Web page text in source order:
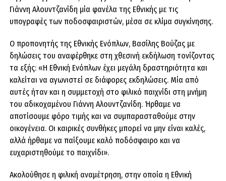
Γιάννη Αλουντζανίδη μία φανέλα της Εθνικής με τις
υπογραφές των ποδοσφαιριστών, μέσα σε κλίμα συγκίνησης.
Ο προπονητής της Εθνικής Ενόπλων, Βασίλης Βούζας με
δηλώσεις του αναφέρθηκε στη χθεσινή εκδήλωση τονίζοντας
τα εξής: «Η Εθνική Ενόπλων έχει μεγάλη δραστηριότητα και
καλείται να αγωνιστεί σε διάφορες εκδηλώσεις. Μία από
αυτές ήταν και η συμμετοχή στο φιλικό παιχνίδι στη μνήμη
του αδικοχαμένου Γιάννη Αλουντζανίδη. Ήρθαμε να
αποτίσουμε φόρο τιμής και να συμπαρασταθούμε στην
οικογένεια. Οι καιρικές συνθήκες μπορεί να μην είναι καλές,
αλλά ήρθαμε να παίξουμε καλό ποδόσφαιρο και να
ευχαριστηθούμε το παιχνίδι».
Ακολούθησε η φιλική αναμέτρηση, στην οποία η Εθνική